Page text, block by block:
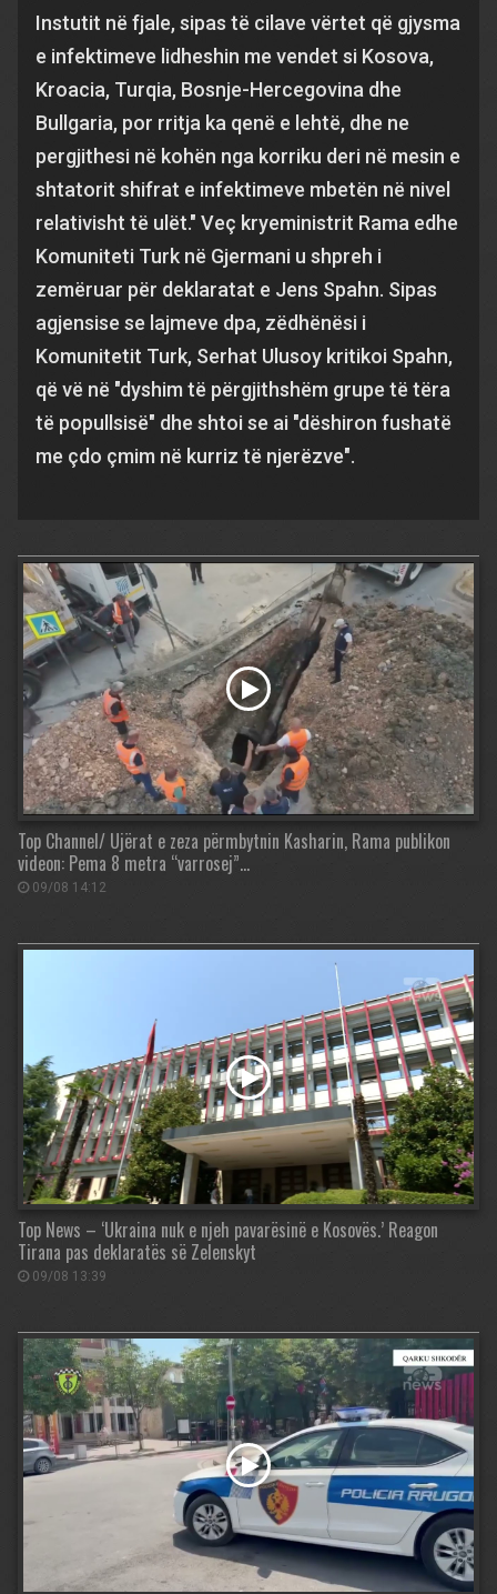
Instutit në fjale, sipas të cilave vërtet që gjysma
e infektimeve lidheshin me vendet si Kosova,
Kroacia, Turqia, Bosnje-Hercegovina dhe
Bullgaria, por rritja ka qenë e lehtë, dhe ne
pergjithesi në kohën nga korriku deri në mesin e
shtatorit shifrat e infektimeve mbetën në nivel
relativisht të ulët." Veç kryeministrit Rama edhe
Komuniteti Turk në Gjermani u shpreh i
zemëruar për deklaratat e Jens Spahn. Sipas
agjensise se lajmeve dpa, zëdhënësi i
Komunitetit Turk, Serhat Ulusoy kritikoi Spahn,
që vë në "dyshim të përgjithshëm grupe të tëra
të popullsisë" dhe shtoi se ai "dëshiron fushatë
me çdo çmim në kurriz të njerëzve".
Top Channel/ Ujërat e zeza përmbytnin Kasharin, Rama publikon
videon: Pema 8 metra “varrosej”…
09/08 14:12
Top News – ‘Ukraina nuk e njeh pavarësinë e Kosovës.’ Reagon
Tirana pas deklaratës së Zelenskyt
09/08 13:39